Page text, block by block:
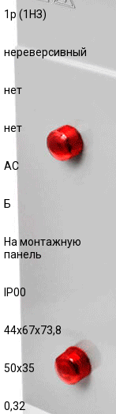
1р (1НЗ)
нереверсивный
нет
нет
АС
Б
На монтажную
панель
IP00
44х67х73,8
50х35
0,32